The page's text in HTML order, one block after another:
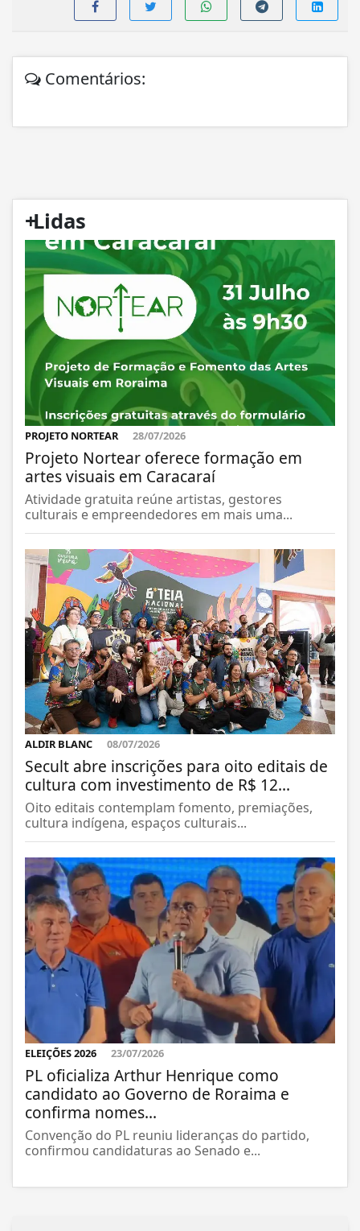
Comentários:
+
Lidas
PROJETO NORTEAR 28/07/2026
Projeto Nortear oferece formação em
artes visuais em Caracaraí
Atividade gratuita reúne artistas, gestores
culturais e empreendedores em mais uma...
ALDIR BLANC 08/07/2026
Secult abre inscrições para oito editais de
cultura com investimento de R$ 12...
Oito editais contemplam fomento, premiações,
cultura indígena, espaços culturais...
ELEIÇÕES 2026 23/07/2026
PL oficializa Arthur Henrique como
candidato ao Governo de Roraima e
confirma nomes...
Convenção do PL reuniu lideranças do partido,
confirmou candidaturas ao Senado e...